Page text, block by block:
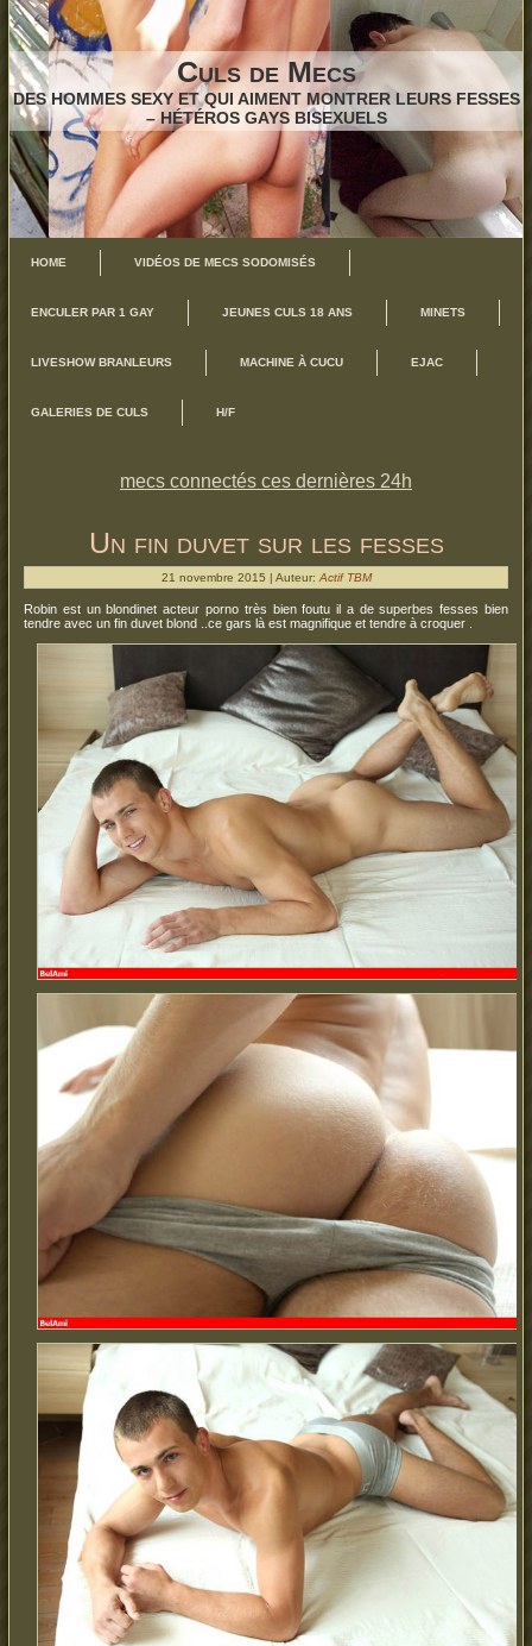
Culs de Mecs
DES HOMMES SEXY ET QUI AIMENT MONTRER LEURS FESSES
– HÉTÉROS GAYS BISEXUELS
HOME VIDÉOS DE MECS SODOMISÉS
ENCULER PAR 1 GAY JEUNES CULS 18 ANS MINETS
LIVESHOW BRANLEURS MACHINE À CUCU EJAC
GALERIES DE CULS H/F
mecs connectés ces dernières 24h
Un fin duvet sur les fesses
21 novembre 2015 | Auteur: Actif TBM
Robin est un blondinet acteur porno très bien foutu il a de superbes fesses bien
tendre avec un fin duvet blond ..ce gars là est magnifique et tendre à croquer .